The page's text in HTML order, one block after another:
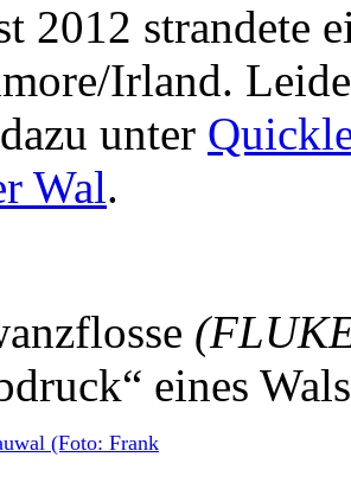
2012 strandete
Irland.
unter
Wal.
eines